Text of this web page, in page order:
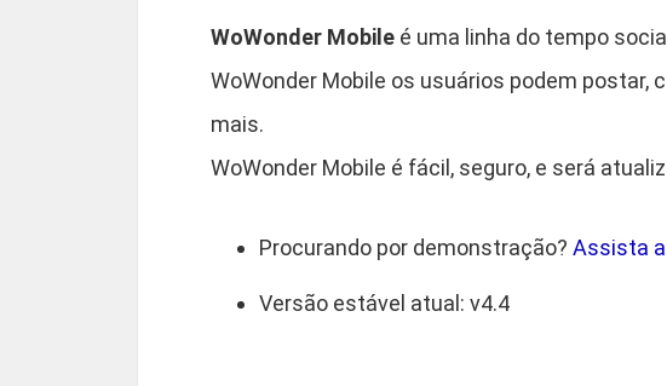
WoWonder Mobile é uma linha do tempo
WoWonder Mobile os usuários podem
mais.
WoWonder Mobile é fácil, seguro, e será
Procurando por demonstração? Assista
Versão estável atual: v4.4